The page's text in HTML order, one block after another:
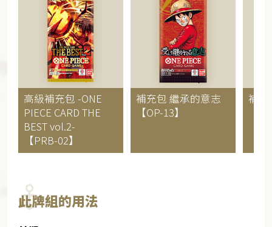
高級補充包 -ONE
PIECE CARD THE
BEST vol.2-
【PRB-02】
補充包 繼承的意志
【OP-13】
補
此牌組的用法